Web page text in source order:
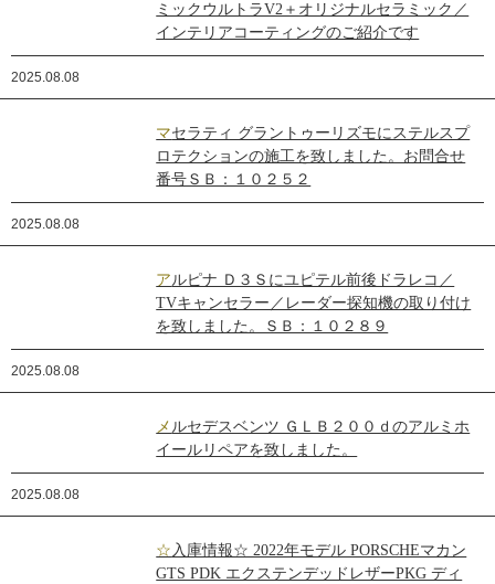
ミックウルトラV2＋オリジナルセラミック／
インテリアコーティングのご紹介です
2025.08.08
マセラティ グラントゥーリズモにステルスプ
ロテクションの施工を致しました。お問合せ
番号ＳＢ：１０２５２
2025.08.08
アルピナ Ｄ３Ｓにユピテル前後ドラレコ／
TVキャンセラー／レーダー探知機の取り付け
を致しました。ＳＢ：１０２８９
2025.08.08
メルセデスベンツ ＧＬＢ２００ｄのアルミホ
イールリペアを致しました。
2025.08.08
☆入庫情報☆ 2022年モデル PORSCHEマカン
GTS PDK エクステンデッドレザーPKG ディ